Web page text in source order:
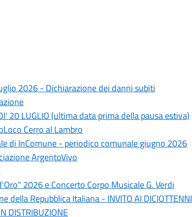
2026 - Dichiarazione dei danni subiti
20 LUGLIO (ultima data prima della pausa estiva)
Cerro al Lambro
di InComune - periodico comunale giugno 2026
ArgentoVivo
2026 e Concerto Corpo Musicale G. Verdi
della Repubblica Italiana - INVITO AI DICIOTTENNI
DISTRIBUZIONE